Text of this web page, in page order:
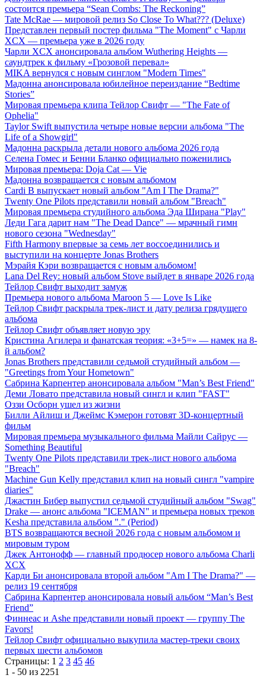
состоится премьера “Sean Combs: The Reckoning”
Tate McRae — мировой релиз So Close To What??? (Deluxe)
Представлен первый постер фильма "The Moment" с Чарли
XCX — премьера уже в 2026 году
Чарли XCX анонсировала альбом Wuthering Heights —
саундтрек к фильму «Грозовой перевал»
MIKA вернулся с новым синглом "Modern Times"
Мадонна анонсировала юбилейное переиздание “Bedtime
Stories”
Мировая премьера клипа Тейлор Свифт — "The Fate of
Ophelia"
Taylor Swift выпустила четыре новые версии альбома "The
Life of a Showgirl"
Мадонна раскрыла детали нового альбома 2026 года
Селена Гомес и Бенни Бланко официально поженились
Мировая премьера: Doja Cat — Vie
Мадонна возвращается с новым альбомом
Cardi B выпускает новый альбом "Am I The Drama?"
Twenty One Pilots представили новый альбом "Breach"
Мировая премьера студийного альбома Эда Ширана "Play"
Леди Гага дарит нам "The Dead Dance" — мрачный гимн
нового сезона "Wednesday"
Fifth Harmony впервые за семь лет воссоединились и
выступили на концерте Jonas Brothers
Мэрайя Кэри возвращается с новым альбомом!
Lana Del Rey: новый альбом Stove выйдет в январе 2026 года
Тейлор Свифт выходит замуж
Премьера нового альбома Maroon 5 — Love Is Like
Тейлор Свифт раскрыла трек-лист и дату релиза грядущего
альбома
Тейлор Свифт объявляет новую эру
Кристина Агилера и фанатская теория: «3+5=» — намек на 8-
й альбом?
Jonas Brothers представили седьмой студийный альбом —
"Greetings from Your Hometown"
Сабрина Карпентер анонсировала альбом "Man’s Best Friend"
Деми Ловато представила новый сингл и клип "FAST"
Оззи Осборн ушел из жизни
Билли Айлиш и Джеймс Кэмерон готовят 3D-концертный
фильм
Мировая премьера музыкального фильма Майли Сайрус —
Something Beautiful
Twenty One Pilots представили трек-лист нового альбома
"Breach"
Machine Gun Kelly представил клип на новый сингл "vampire
diaries"
Джастин Бибер выпустил седьмой студийный альбом "Swag"
Drake — анонс альбома "ICEMAN" и премьера новых треков
Kesha представила альбом "." (Period)
BTS возвращаются весной 2026 года с новым альбомом и
мировым туром
Джек Антонофф — главный продюсер нового альбома Charli
XCX
Карди Би анонсировала второй альбом "Am I The Drama?" —
релиз 19 сентября
Сабрина Карпентер анонсировала новый альбом “Man’s Best
Friend”
Финнеас и Ashe представили новый проект — группу The
Favors!
Тейлор Свифт официально выкупила мастер-треки своих
первых шести альбомов
Страницы: 1 2 3 45 46
1 - 50 из 2251